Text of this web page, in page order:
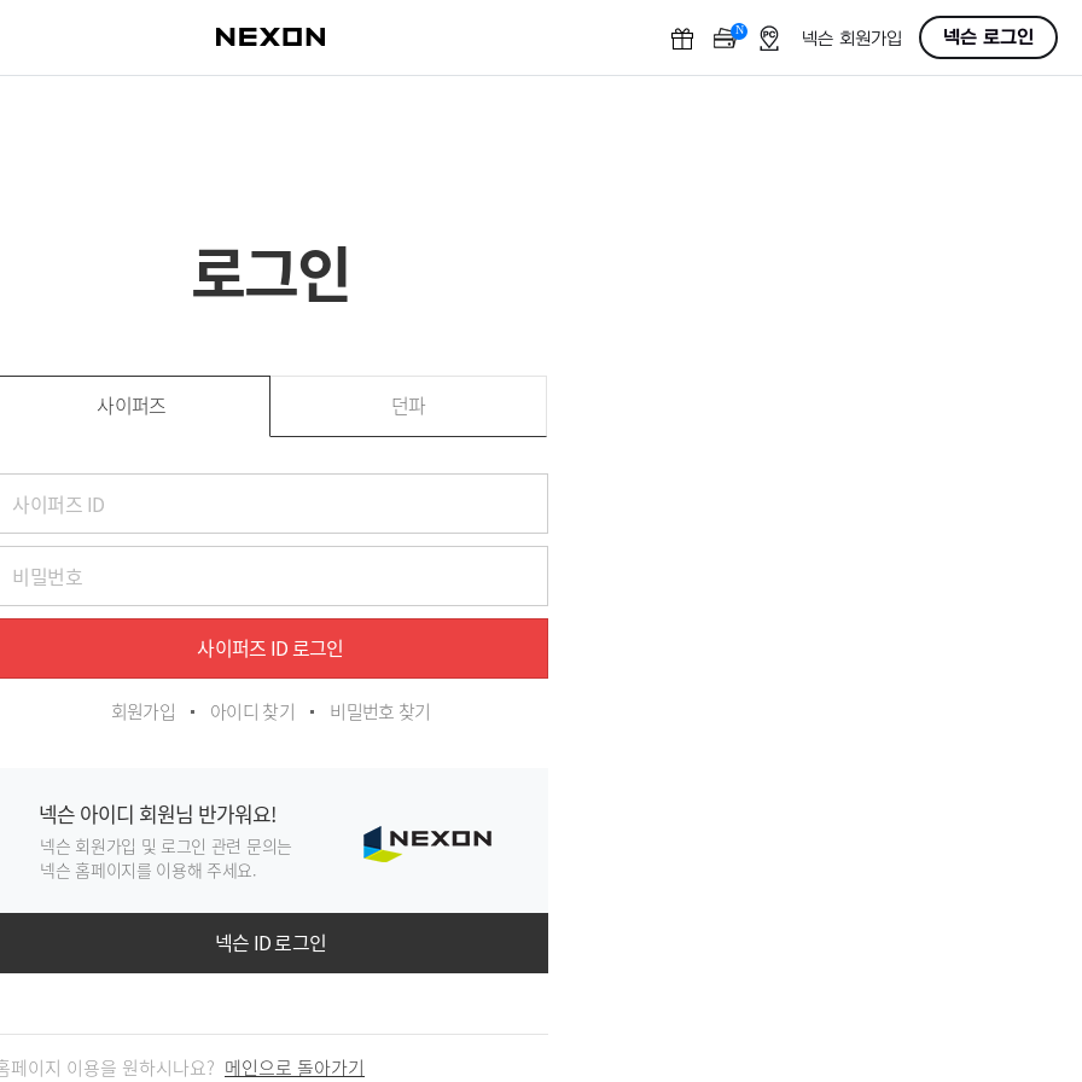
N OFF넥슨 회원가입 넥슨 로그인
로그인
사이퍼즈 던파
사이퍼즈 ID 로그인
회원가입 아이디 찾기 비밀번호 찾기
넥슨 아이디 회원님 반가워요!
넥슨 회원가입 및 로그인 관련 문의는
넥슨 홈페이지를 이용해 주세요.
넥슨 ID 로그인
페이지 이용을 원하시나요? 메인으로 돌아가기